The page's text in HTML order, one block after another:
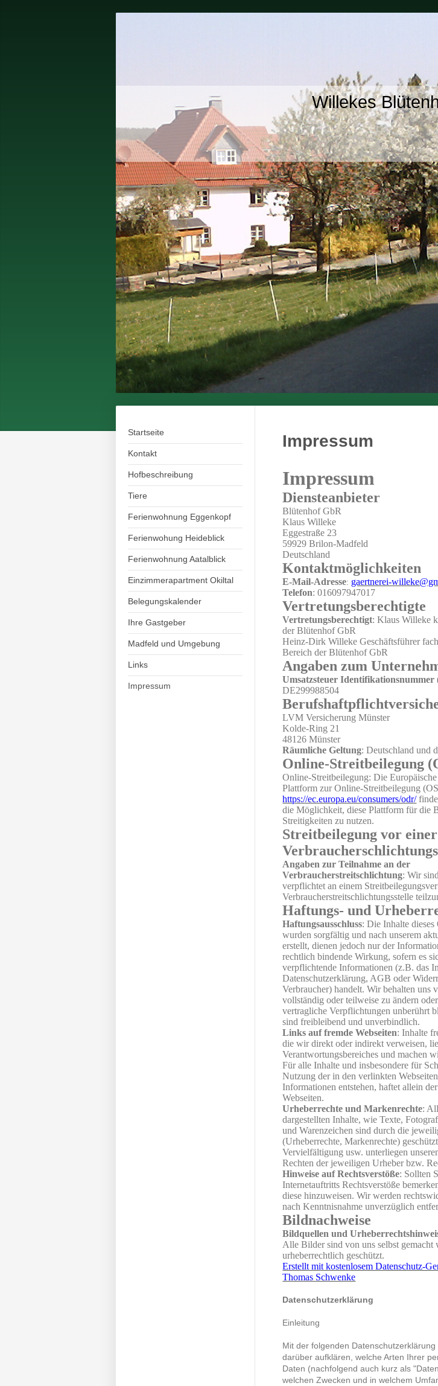
Willekes
Startseite
Kontakt
Hofbeschreibung
Tiere
Ferienwohnung Eggenkopf
Ferienwohung Heideblick
Ferienwohnung Aatalblick
Einzimmerapartment Okiltal
Belegungskalender
Ihre Gastgeber
Madfeld und Umgebung
Links
Impressum
Impressum
Impressum
Diensteanbieter
Blütenhof GbR
Klaus Willeke
Eggestraße 23
59929 Brilon-Madfeld
Deutschland
Kontaktmöglichkeiten
E-Mail-Adresse: gaertnerei-
Telefon: 016097947017
Vertretungsberechtigte
Vertretungsberechtigt: Klaus Willeke
der Blütenhof GbR
Heinz-Dirk Willeke Geschäftsführer
Bereich der Blütenhof GbR
Angaben zum
Umsatzsteuer Identifikationsnummer
DE299988504
LVM Versicherung Münster
Kolde-Ring 21
48126 Münster
Räumliche Geltung: Deutschland und
Online-Streitbeilegung
Online-Streitbeilegung: Die
Plattform zur Online-Streitbeilegung
https://ec.europa.eu/consumers/odr/
die Möglichkeit, diese Plattform für die
Streitigkeiten zu nutzen.
Streitbeilegung vor einer
Angaben zur Teilnahme an der
Verbraucherstreitschlichtung: Wir
verpflichtet an einem
Verbraucherstreitschlichtungsstelle
Haftungs- und
Haftungsausschluss: Die Inhalte dieses
wurden sorgfältig und nach unserem
erstellt, dienen jedoch nur der
rechtlich bindende Wirkung, sofern es
verpflichtende Informationen (z.B. das
Datenschutzerklärung, AGB oder
Verbraucher) handelt. Wir behalten uns
vollständig oder teilweise zu ändern
vertragliche Verpflichtungen unberührt
sind freibleibend und unverbindlich.
Links auf fremde Webseiten: Inhalte
die wir direkt oder indirekt verweisen,
Verantwortungsbereiches und machen
Für alle Inhalte und insbesondere für
Nutzung der in den verlinkten
Informationen entstehen, haftet allein
Webseiten.
Urheberrechte und Markenrechte:
dargestellten Inhalte, wie Texte,
und Warenzeichen sind durch die
(Urheberrechte, Markenrechte)
Vervielfältigung usw. unterliegen
Rechten der jeweiligen Urheber bzw.
Hinweise auf Rechtsverstöße: Sollten
Internetauftritts Rechtsverstöße
diese hinzuweisen. Wir werden
nach Kenntnisnahme unverzüglich
Bildnachweise
Bildquellen und
Alle Bilder sind von uns selbst gemacht
urheberrechtlich geschützt.
Erstellt mit kostenlosem Datenschutz-
Thomas Schwenke
Datenschutzerklärung
Einleitung
Mit der folgenden Datenschutzerklärung
darüber aufklären, welche Arten Ihrer
Daten (nachfolgend auch kurz als
welchen Zwecken und in welchem